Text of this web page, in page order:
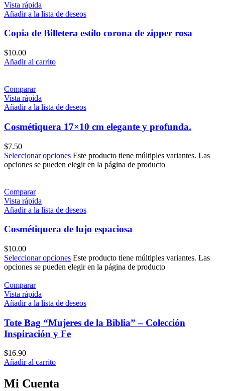
Vista rápida
Añadir a la lista de deseos
Copia de Billetera estilo corona de zipper rosa
$10.00
Añadir al carrito
Comparar
Vista rápida
Añadir a la lista de deseos
Cosmétiquera 17×10 cm elegante y profunda.
$7.50
Seleccionar opciones Este producto tiene múltiples variantes. Las
opciones se pueden elegir en la página de producto
Comparar
Vista rápida
Añadir a la lista de deseos
Cosmétiquera de lujo espaciosa
$10.00
Seleccionar opciones Este producto tiene múltiples variantes. Las
opciones se pueden elegir en la página de producto
Comparar
Vista rápida
Añadir a la lista de deseos
Tote Bag “Mujeres de la Biblia” – Colección
Inspiración y Fe
$16.90
Añadir al carrito
Mi Cuenta